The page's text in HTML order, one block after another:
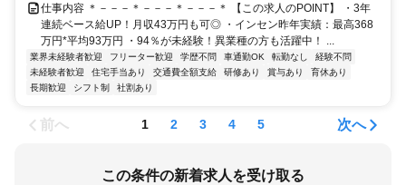
仕事内容 ＊－－－＊－－－＊－－－＊ 【この求人のPOINT】 ・3年
連続ベース給UP！月収43万円も可◎ ・インセン昨年実績：最高368
万円*平均93万円 ・94％が未経験！異業種の方も活躍中！ ...
業界未経験者歓迎 フリーター歓迎 学歴不問 車通勤OK 転勤なし
経験不問
未経験者歓迎
住宅手当あり 交通費全額支給 研修あり 賞与あり
育休あり
長期歓迎
シフト制 社割あり
前へ 1 2 3 4 5 次へ
この条件の新着求人を受け取る